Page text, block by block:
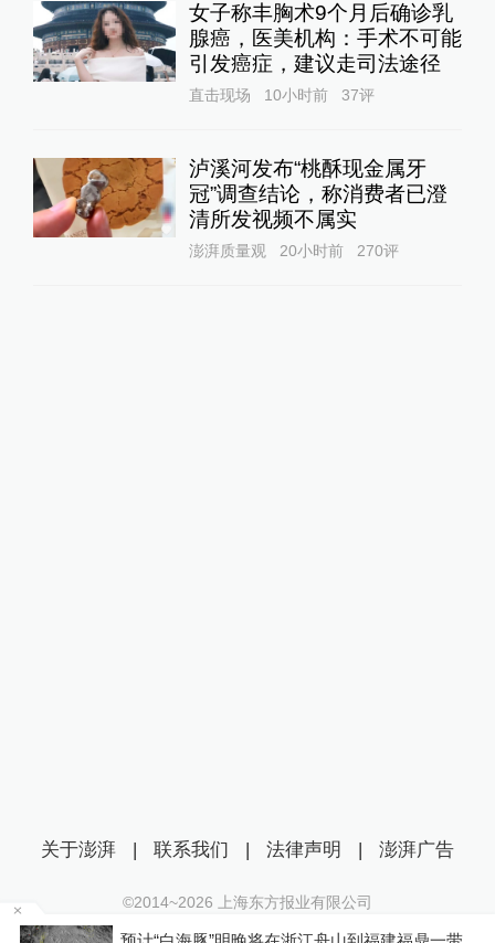
女子称丰胸术9个月后确诊乳
腺癌，医美机构：手术不可能
引发癌症，建议走司法途径
直击现场 10小时前 37评
泸溪河发布“桃酥现金属牙
冠”调查结论，称消费者已澄
清所发视频不属实
澎湃质量观 20小时前 270评
关于澎湃 | 联系我们 | 法律声明 | 澎湃广告
©2014~2026 上海东方报业有限公司
沪ICP证：沪B2-20170116 | 沪ICP备14003370号